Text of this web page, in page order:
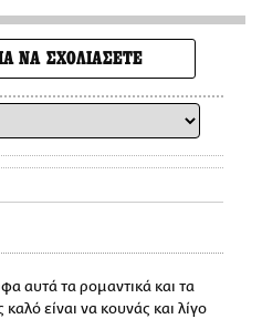
ΝΑ ΣΧΟΛΙΑΣΕΤΕ
αυτά τα ρομαντικά και τα
είναι να κουνάς και λίγο